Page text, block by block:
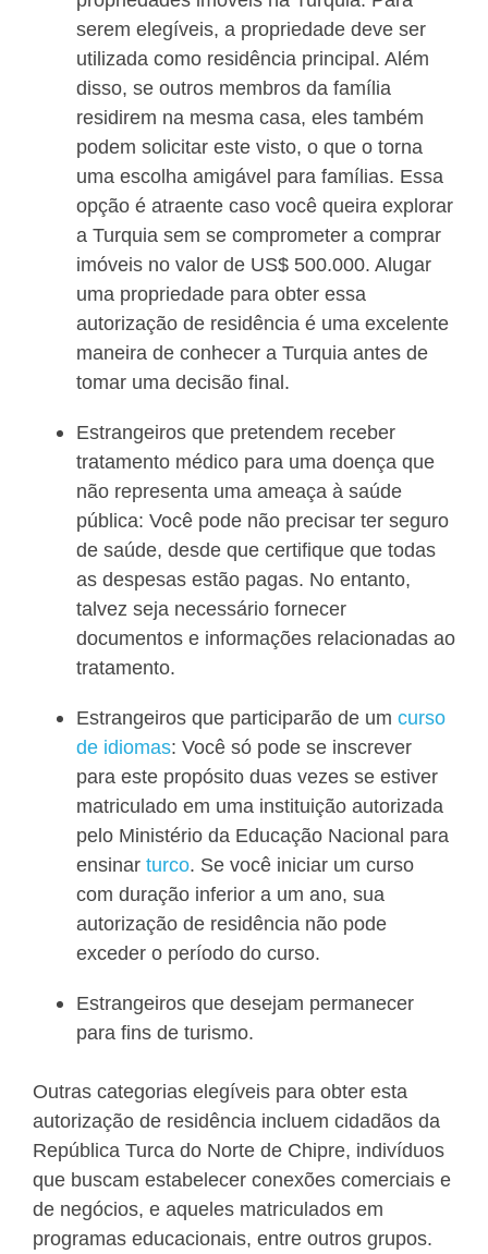
serem elegíveis, a propriedade deve ser
utilizada como residência principal. Além
disso, se outros membros da família
residirem na mesma casa, eles também
podem solicitar este visto, o que o torna
uma escolha amigável para famílias. Essa
opção é atraente caso você queira explorar
a Turquia sem se comprometer a comprar
imóveis no valor de US$ 500.000. Alugar
uma propriedade para obter essa
autorização de residência é uma excelente
maneira de conhecer a Turquia antes de
tomar uma decisão final.
Estrangeiros que pretendem receber
tratamento médico para uma doença que
não representa uma ameaça à saúde
pública: Você pode não precisar ter seguro
de saúde, desde que certifique que todas
as despesas estão pagas. No entanto,
talvez seja necessário fornecer
documentos e informações relacionadas ao
tratamento.
Estrangeiros que participarão de um curso
de idiomas: Você só pode se inscrever
para este propósito duas vezes se estiver
matriculado em uma instituição autorizada
pelo Ministério da Educação Nacional para
ensinar turco. Se você iniciar um curso
com duração inferior a um ano, sua
autorização de residência não pode
exceder o período do curso.
Estrangeiros que desejam permanecer
para fins de turismo.
Outras categorias elegíveis para obter esta
autorização de residência incluem cidadãos da
República Turca do Norte de Chipre, indivíduos
que buscam estabelecer conexões comerciais e
de negócios, e aqueles matriculados em
programas educacionais, entre outros grupos.